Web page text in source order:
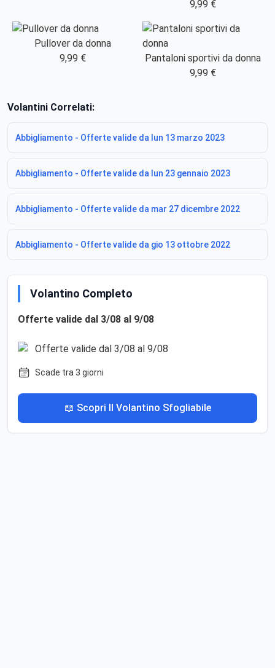
9,99 €
Pullover da donna
9,99 €
Pantaloni sportivi da donna
9,99 €
Volantini Correlati:
Abbigliamento - Offerte valide da lun 13 marzo 2023
Abbigliamento - Offerte valide da lun 23 gennaio 2023
Abbigliamento - Offerte valide da mar 27 dicembre 2022
Abbigliamento - Offerte valide da gio 13 ottobre 2022
Volantino Completo
Offerte valide dal 3/08 al 9/08
Scade tra 3 giorni
📖 Scopri Il Volantino Sfogliabile